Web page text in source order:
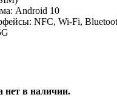
Android 10
NFC, Wi-Fi,
нет в наличии.